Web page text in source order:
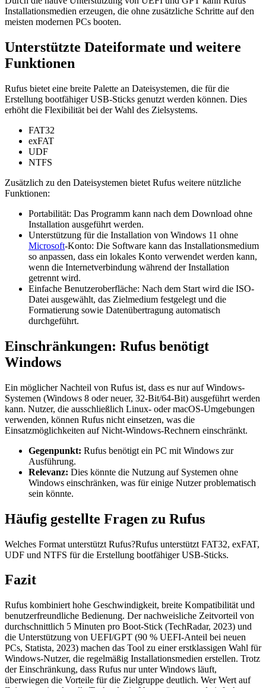
Installationsmedien erzeugen, die ohne zusätzliche Schritte auf den
meisten modernen PCs booten.
Unterstützte Dateiformate und weitere
Funktionen
Rufus bietet eine breite Palette an Dateisystemen, die für die
Erstellung bootfähiger USB-Sticks genutzt werden können. Dies
erhöht die Flexibilität bei der Wahl des Zielsystems.
FAT32
exFAT
UDF
NTFS
Zusätzlich zu den Dateisystemen bietet Rufus weitere nützliche
Funktionen:
Portabilität: Das Programm kann nach dem Download ohne
Installation ausgeführt werden.
Unterstützung für die Installation von Windows 11 ohne
Microsoft-Konto: Die Software kann das Installationsmedium
so anpassen, dass ein lokales Konto verwendet werden kann,
wenn die Internetverbindung während der Installation
getrennt wird.
Einfache Benutzeroberfläche: Nach dem Start wird die ISO-
Datei ausgewählt, das Zielmedium festgelegt und die
Formatierung sowie Datenübertragung automatisch
durchgeführt.
Einschränkungen: Rufus benötigt
Windows
Ein möglicher Nachteil von Rufus ist, dass es nur auf Windows-
Systemen (Windows 8 oder neuer, 32-Bit/64-Bit) ausgeführt werden
kann. Nutzer, die ausschließlich Linux- oder macOS-Umgebungen
verwenden, können Rufus nicht einsetzen, was die
Einsatzmöglichkeiten auf Nicht-Windows-Rechnern einschränkt.
Gegenpunkt: Rufus benötigt ein PC mit Windows zur
Ausführung.
Relevanz: Dies könnte die Nutzung auf Systemen ohne
Windows einschränken, was für einige Nutzer problematisch
sein könnte.
Häufig gestellte Fragen zu Rufus
Welches Format unterstützt Rufus?Rufus unterstützt FAT32, exFAT,
UDF und NTFS für die Erstellung bootfähiger USB-Sticks.
Fazit
Rufus kombiniert hohe Geschwindigkeit, breite Kompatibilität und
benutzerfreundliche Bedienung. Der nachweisliche Zeitvorteil von
durchschnittlich 5 Minuten pro Boot-Stick (TechRadar, 2023) und
die Unterstützung von UEFI/GPT (90 % UEFI-Anteil bei neuen
PCs, Statista, 2023) machen das Tool zu einer erstklassigen Wahl für
Windows-Nutzer, die regelmäßig Installationsmedien erstellen. Trotz
der Einschränkung, dass Rufus nur unter Windows läuft,
überwiegen die Vorteile für die Zielgruppe deutlich. Wer Wert auf